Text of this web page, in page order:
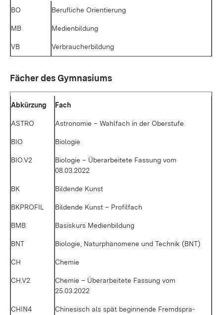
BO Be­ruf­li­che Ori­en­tie­rung
MB Me­di­en­bil­dung
VB Ver­brau­cher­bil­dung
Fä­cher des Gym­na­si­ums
Ab­kür­zung Fach
AS­TRO As­tro­no­mie – Wahl­fach in der Ober­stu­fe
BIO Bio­lo­gie
BIO.V2
Bio­lo­gie – Über­ar­bei­te­te Fas­sung vom
08.03.2022
BK Bil­den­de Kunst
BKPROFIL Bil­den­de Kunst – Pro­fil­fach
BMB Ba­sis­kurs Me­di­en­bil­dung
BNT Bio­lo­gie, Na­tur­phä­no­me­ne und Tech­nik (BNT)
CH Che­mie
CH.V2
Che­mie – Über­ar­bei­te­te Fas­sung vom
25.03.2022
CHIN4
Chi­ne­sisch als spät be­gin­nen­de Fremd­spra­